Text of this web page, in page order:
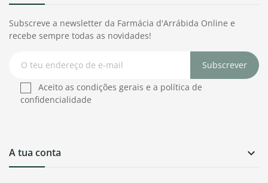
A tua conta 
Subscreve a newsletter da Farmácia d'Arrábida Online e
recebe sempre todas as novidades!
Subscrever
Aceito as condições gerais e a política de
confidencialidade